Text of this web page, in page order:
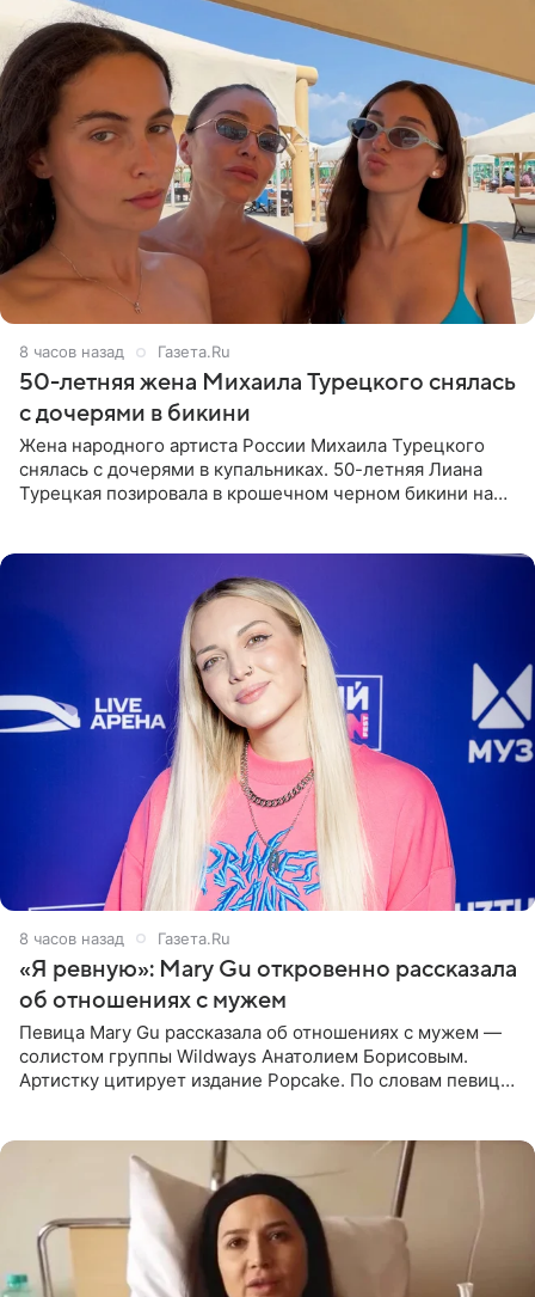
8 часов назад Газета.Ru
50-летняя жена Михаила Турецкого снялась
с дочерями в бикини
Жена народного артиста России Михаила Турецкого
снялась с дочерями в купальниках. 50-летняя Лиана
Турецкая позировала в крошечном черном бикини на
8 часов назад Газета.Ru
«Я ревную»: Mary Gu откровенно рассказала
об отношениях с мужем
Певица Mary Gu рассказала об отношениях с мужем —
солистом группы Wildways Анатолием Борисовым.
Артистку цитирует издание Popcake. По словам певицы,